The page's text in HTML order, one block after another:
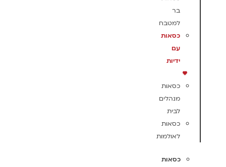
בר
למטבח
כסאות
עם
ידיות
כסאות
מנהלים
לבית
כסאות
לאולמות
כסאות